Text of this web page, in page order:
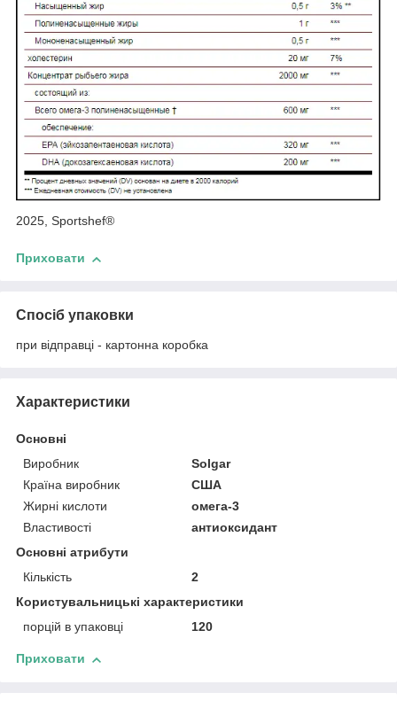
2025, Sportshef®
Приховати
Спосіб упаковки
при відправці - картонна коробка
Характеристики
Основні
Виробник
Solgar
Країна виробник
США
Жирні кислоти
омега-3
Властивості
антиоксидант
Основні атрибути
Кількість
2
Користувальницькі характеристики
порцій в упаковці
120
Приховати